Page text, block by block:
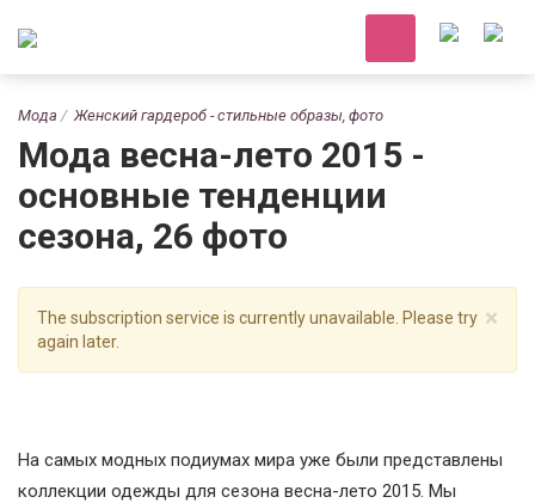
Мода Женский гардероб - стильные образы, фото
Мода весна-лето 2015 -
основные тенденции
сезона, 26 фото
×
The subscription service is currently unavailable. Please try
again later.
На самых модных подиумах мира уже были представлены
коллекции одежды для сезона весна-лето 2015. Мы